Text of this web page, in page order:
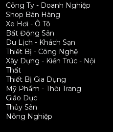
Công Ty - Doanh Nghiệp
Shop Bán Hàng
Xe Hơi - Ô Tô
Bất Động Sản
Du Lịch - Khách Sạn
Thiết Bị - Công Nghệ
Xây Dựng - Kiến Trúc - Nội
Thất
Thiết Bị Gia Dụng
Mỹ Phẩm - Thời Trang
Giáo Dục
Thủy Sản
Nông Nghiệp